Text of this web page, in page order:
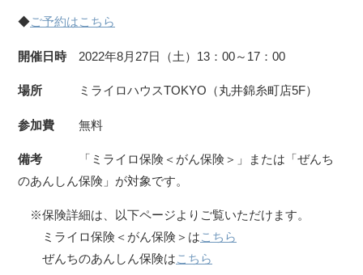
◆ご予約はこちら
開催日時2022年8月27日（土）13：00～17：00
場所 ミライロハウスTOKYO（丸井錦糸町店5F）
参加費 無料
備考 「ミライロ保険＜がん保険＞」または「ぜんち
のあんしん保険」が対象です。
※保険詳細は、以下ページよりご覧いただけます。
ミライロ保険＜がん保険＞はこちら
ぜんちのあんしん保険はこちら